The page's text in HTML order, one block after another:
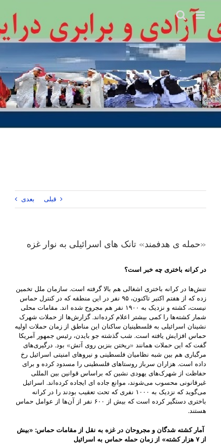
content
قبلی بعدی
«حمله ی هدفمند» تانک های اسرائیلی به نوار غزه
در کرانه باختری چه خبر است؟
تنش‌ها در کرانه باختری اشغالی هم بالا گرفته است. سازمان ملل تخمین
زده که از هفتم اکتبر تاکنون، ۹۵ نفر در این منطقه که در کنترل حماس
نیست،‌ کشته و نزدیک به ۱۹۰۰ نفر هم مجروح شده اند. مقامات محلی
شمار کشته‌ها را کمی بیشتر اعلام کرده‌اند. گزارش‌ها از حملات شهرک
نشینان اسرائیلی به فلسطینیان ساکنان این مناطق از زمان حملات اولیه
حماس افزایش یافته است. شب گذشته جو بایدن،‌ رئیس جمهور آمریکا
گفت که این حملات همانند «ریختن بنزین روی آتش» بود. درگیری‌های
مرگباری هم بین شبه نظامیان فلسطینی و نیروهای امنیتی اسرائیل رخ
داده است. هزاران سرباز روستاهای فلسطینی را مسدود کرده و برای
حفاظت از شهرک‌های یهودی نشین که براساس قوانین بین المللی
غیرقانونی محسوب می‌شوند، موانع جاده ای ایجاده کرده‌اند. اسرائیل
می‌گوید که نزدیک به ۱۰۰۰ نفری که تحت تعقیب بودند را در کرانه
باختری دستگیر کرده است که بیش از ۶۰۰ نفر از آن‌ها از عوامل حماس
هستند.
آمار کشته شدگان و مجروحان در غزه به نقل از مقامات حماس: «بیش
از۷ هزار کشته» از زمان حمله حماس به اسرائیل